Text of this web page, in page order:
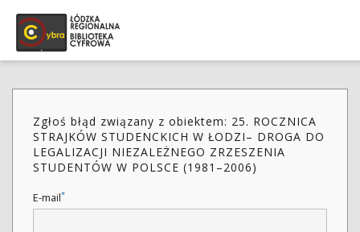
Zgłoś błąd związany z obiektem: 25. ROCZNICA
STRAJKÓW STUDENCKICH W ŁODZI– DROGA DO
LEGALIZACJI NIEZALEŻNEGO ZRZESZENIA
STUDENTÓW W POLSCE (1981–2006)
E-mail*